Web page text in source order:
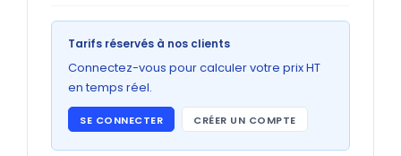
GRAND FORMAT
Posters
Abribus
Plans
Tarifs réservés à nos clients
Connectez-vous pour calculer votre prix HT
en temps réel.
SE CONNECTER CRÉER UN COMPTE